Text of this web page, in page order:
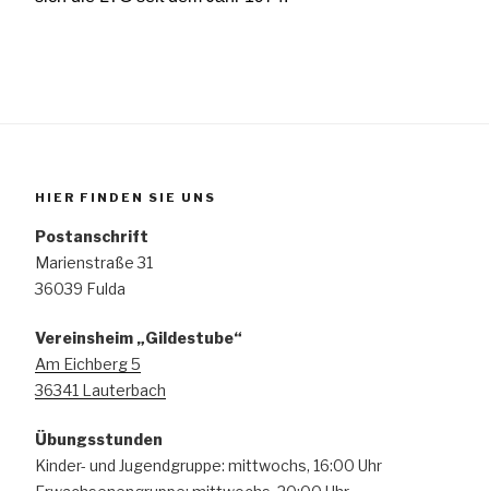
HIER FINDEN SIE UNS
Postanschrift
Marienstraße 31
36039 Fulda
Vereinsheim „Gildestube“
Am Eichberg 5
36341 Lauterbach
Übungsstunden
Kinder- und Jugendgruppe: mittwochs, 16:00 Uhr